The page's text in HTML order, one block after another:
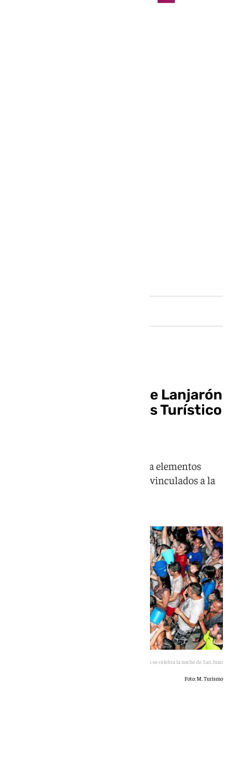
La Carrera del Agua de Lanjarón
ya es Fiesta de Interés Turístico
Esta singular celebración combina elementos
festivos, etnológicos y simbólicos vinculados a la
La Carrera del Agua de Lanjarón se celebra la noche de San Juan
Foto: M. Turismo